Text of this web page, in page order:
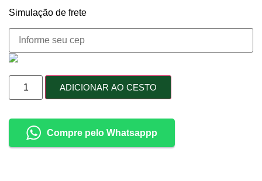
Simulação de frete
ADICIONAR AO CESTO
Compre pelo Whatsappp